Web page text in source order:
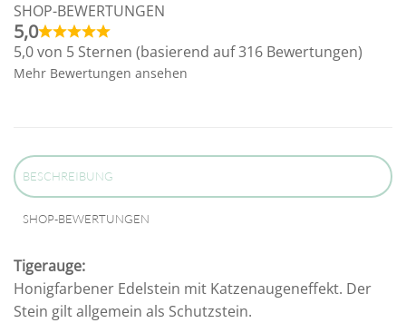
SHOP-BEWERTUNGEN
5,0
5,0 von 5 Sternen (basierend auf 316 Bewertungen)
Mehr Bewertungen ansehen
BESCHREIBUNG
SHOP-BEWERTUNGEN
Tigerauge:
Honigfarbener Edelstein mit Katzenaugeneffekt. Der
Stein gilt allgemein als Schutzstein.